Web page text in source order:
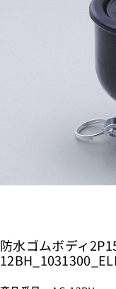
防水ゴムボディ